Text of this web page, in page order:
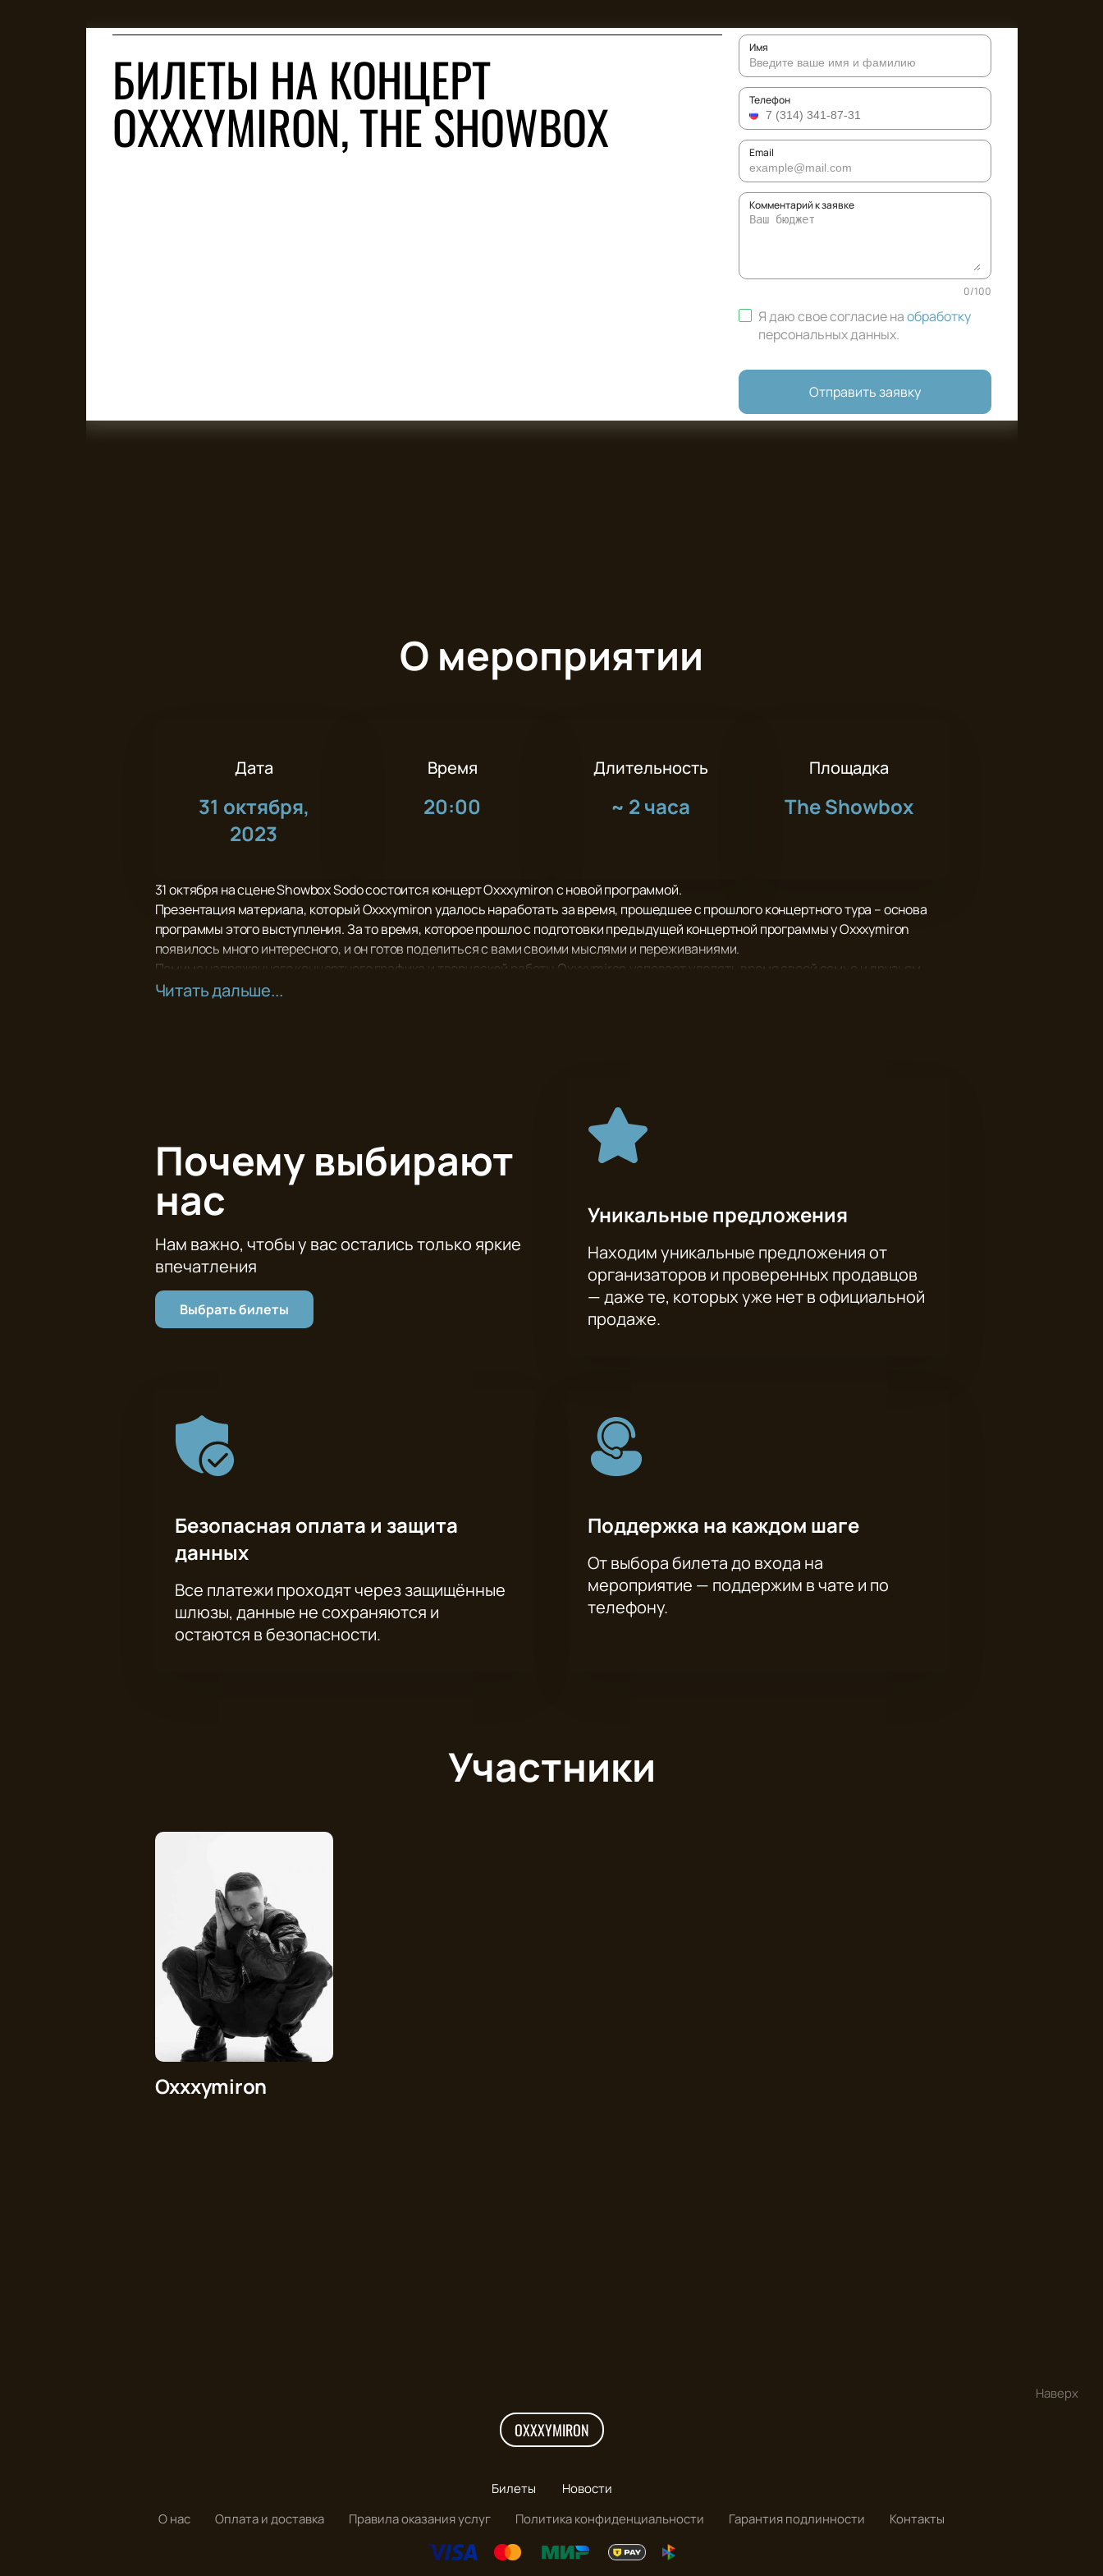
БИЛЕТЫ НА КОНЦЕРТ
OXXXYMIRON, THE SHOWBOX
Имя
Телефон
Email
Комментарий к заявке
0/100
Я даю свое согласие наобработку
персональных данных.
Отправить заявку
О мероприятии
Дата
31 октября,
2023
Время
20:00
Длительность
~ 2 часа
Площадка
The Showbox
31 октября на сцене Showbox Sodo состоится концерт Oxxxymiron с новой программой.
Презентация материала, который Oxxxymiron удалось наработать за время, прошедшее с прошлого концертного тура – основа
программы этого выступления. За то время, которое прошло с подготовки предыдущей концертной программы у Oxxxymiron
появилось много интересного, и он готов поделиться с вами своими мыслями и переживаниями.
Помимо напряженного концертного графика и творческой работы Oxxxymiron успевает уделять время своей семье и друзьям,
вести образ жизни обычного человека.
Читать дальше...
Почему выбирают
нас
Нам важно, чтобы у вас остались только яркие
впечатления
Выбрать билеты
Уникальные предложения
Находим уникальные предложения от
организаторов и проверенных продавцов
— даже те, которых уже нет в официальной
продаже.
Безопасная оплата и защита
данных
Все платежи проходят через защищённые
шлюзы, данные не сохраняются и
остаются в безопасности.
Поддержка на каждом шаге
От выбора билета до входа на
мероприятие — поддержим в чате и по
телефону.
Участники
Oxxxymiron
Наверх
OXXXYMIRON
Билеты
Новости
О нас
Оплата и доставка Правила оказания услуг Политика конфиденциальности Гарантия подлинности Контакты